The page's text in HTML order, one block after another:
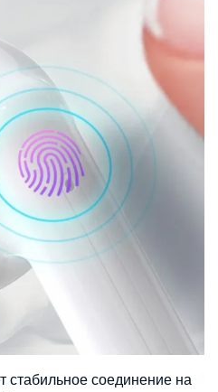
стабильное соединение на